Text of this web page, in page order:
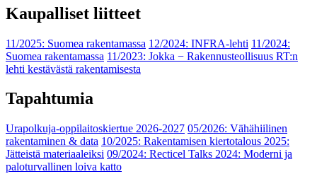
Kaupalliset liitteet
11/2025: Suomea rakentamassa 12/2024: INFRA-lehti 11/2024:
Suomea rakentamassa 11/2023: Jokka − Rakennusteollisuus RT:n
lehti kestävästä rakentamisesta
Tapahtumia
Urapolkuja-oppilaitoskiertue 2026-2027 05/2026: Vähähiilinen
rakentaminen & data 10/2025: Rakentamisen kiertotalous 2025:
Jätteistä materiaaleiksi 09/2024: Recticel Talks 2024: Moderni ja
paloturvallinen loiva katto